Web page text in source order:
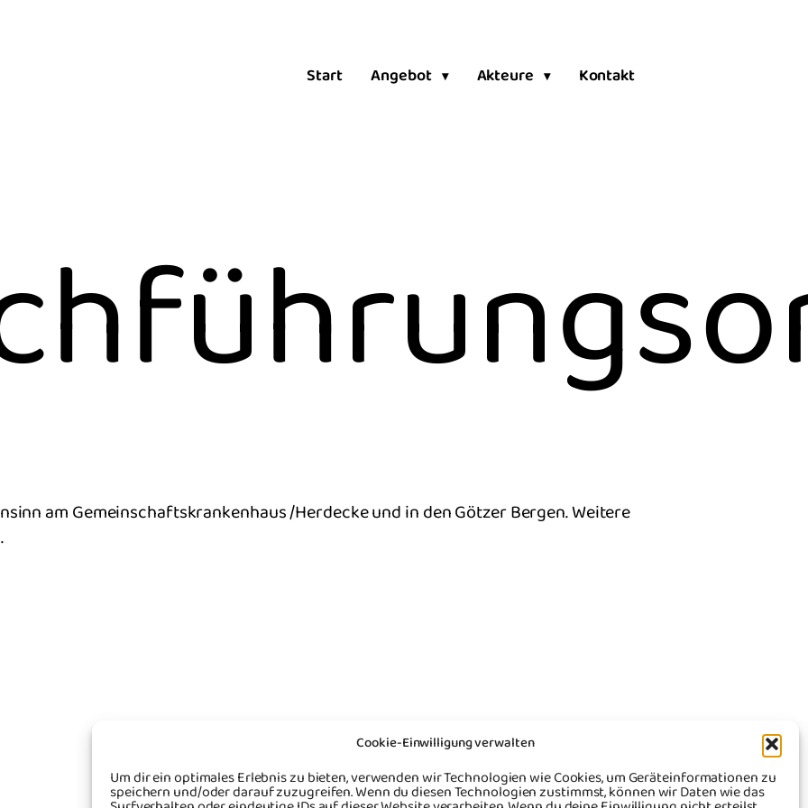
Cookie-Einwilligung verwalten
Um dir ein optimales Erlebnis zu bieten, verwenden wir Technologien wie Cookies, um Geräteinformationen zu
speichern und/oder darauf zuzugreifen. Wenn du diesen Technologien zustimmst, können wir Daten wie das
Start Angebot Akteure Kontakt
am Gemeinschaftskrankenhaus /Herdecke und in den Götzer Bergen. Weitere